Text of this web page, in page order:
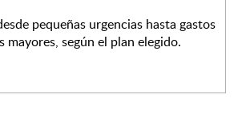
pequeñas urgencias hasta gastos
mayores, según el plan elegido.